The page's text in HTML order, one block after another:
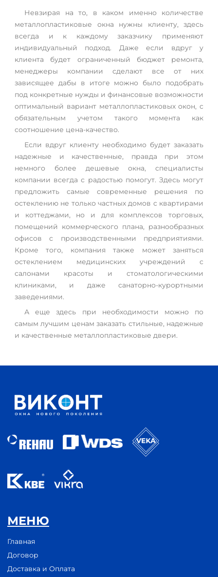
Невзирая на то, в каком именно количестве
металлопластиковые окна нужны клиенту, здесь
всегда и к каждому заказчику применяют
индивидуальный подход. Даже если вдруг у
клиента будет ограниченный бюджет ремонта,
менеджеры компании сделают все от них
зависящее дабы в итоге можно было подобрать
под конкретные нужды и финансовые возможности
оптимальный вариант металлопластиковых окон, с
обязательным учетом такого момента как
соотношение цена-качество.
Если вдруг клиенту необходимо будет заказать
надежные и качественные, правда при этом
немного более дешевые окна, специалисты
компании всегда с радостью помогут. Здесь могут
предложить самые современные решения по
остеклению не только частных домов с квартирами
и коттеджами, но и для комплексов торговых,
помещений коммерческого плана, разнообразных
офисов с производственными предприятиями.
Кроме того, компания также может заняться
остеклением медицинских учреждений с
салонами красоты и стоматологическими
клиниками, и даже санаторно-курортными
заведениями.
А еще здесь при необходимости можно по
самым лучшим ценам заказать стильные, надежные
и качественные металлопластиковые двери.
МЕНЮ
Главная
Договор
Доставка и Оплата